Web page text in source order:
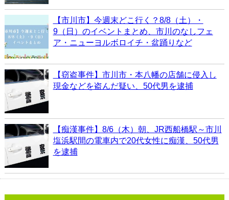
【市川市】今週末どこ行く？8/8（土）・
9（日）のイベントまとめ、市川のなしフェ
ア・ニューヨルボロイチ・盆踊りなど
【窃盗事件】市川市・本八幡の店舗に侵入し
現金などを盗んだ疑い、50代男を逮捕
【痴漢事件】8/6（木）朝、JR西船橋駅～市川
塩浜駅間の電車内で20代女性に痴漢、50代男
を逮捕